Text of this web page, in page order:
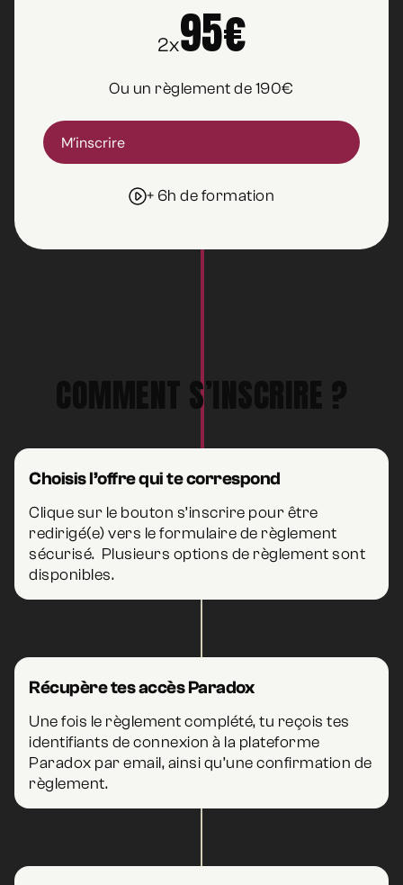
2x95€
Ou un règlement de 190€
M’inscrire
+ 6h de formation
COMMENT S’INSCRIRE ?
Choisis l’offre qui te correspond
Clique sur le bouton s’inscrire pour être
redirigé(e) vers le formulaire de règlement
sécurisé. Plusieurs options de règlement sont
disponibles.
Récupère tes accès Paradox
Une fois le règlement complété, tu reçois tes
identifiants de connexion à la plateforme
Paradox par email, ainsi qu’une confirmation de
règlement.